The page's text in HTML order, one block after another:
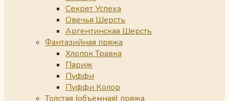
Секрет Успеха
Овечья Шерсть
Аргентинская Шерсть
Фантазийная пряжа
Хлопок Травка
Париж
Пуффи
Пуффи Колор
Толстая (объемная) пряжа